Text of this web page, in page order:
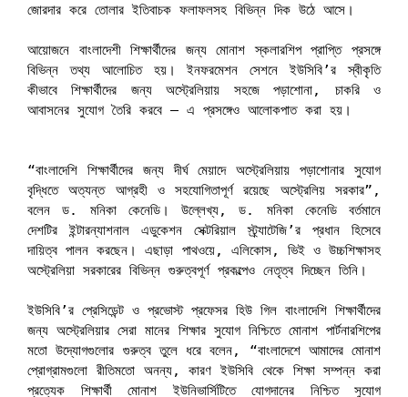
জোরদার করে তোলার ইতিবাচক ফলাফলসহ বিভিন্ন দিক উঠে আসে।
আয়োজনে বাংলাদেশী শিক্ষার্থীদের জন্য মোনাশ স্কলারশিপ প্রাপ্তি প্রসঙ্গে
বিভিন্ন তথ্য আলোচিত হয়। ইনফরমেশন সেশনে ইউসিবি’র স্বীকৃতি
কীভাবে শিক্ষার্থীদের জন্য অস্ট্রেলিয়ায় সহজে পড়াশোনা, চাকরি ও
“বাংলাদেশি শিক্ষার্থীদের জন্য দীর্ঘ মেয়াদে অস্ট্রেলিয়ায় পড়াশোনার সুযোগ
বৃদ্ধিতে অত্যন্ত আগ্রহী ও সহযোগিতাপূর্ণ রয়েছে অস্ট্রেলিয় সরকার”,
বলেন ড. মনিকা কেনেডি। উল্লেখ্য, ড. মনিকা কেনেডি বর্তমানে
দেশটির ইন্টারন্যাশনাল এডুকেশন সেক্টরিয়াল স্ট্র্যাটেজি’র প্রধান হিসেবে
দায়িত্ব পালন করছেন। এছাড়া পাথওয়ে, এলিকোস, ভিই ও উচ্চশিক্ষাসহ
অস্ট্রেলিয়া সরকারের বিভিন্ন গুরুত্বপূর্ণ প্রকল্পেও নেতৃত্ব দিচ্ছেন তিনি।
ইউসিবি’র প্রেসিডেন্ট ও প্রভোস্ট প্রফেসর হিউ গিল বাংলাদেশি শিক্ষার্থীদের
জন্য অস্ট্রেলিয়ার সেরা মানের শিক্ষার সুযোগ নিশ্চিতে মোনাশ পার্টনারশিপের
মতো উদ্যোগগুলোর গুরুত্ব তুলে ধরে বলেন, “বাংলাদেশে আমাদের মোনাশ
প্রোগ্রামগুলো রীতিমতো অনন্য, কারণ ইউসিবি থেকে শিক্ষা সম্পন্ন করা
প্রত্যেক শিক্ষার্থী মোনাশ ইউনিভার্সিটিতে যোগদানের নিশ্চিত সুযোগ